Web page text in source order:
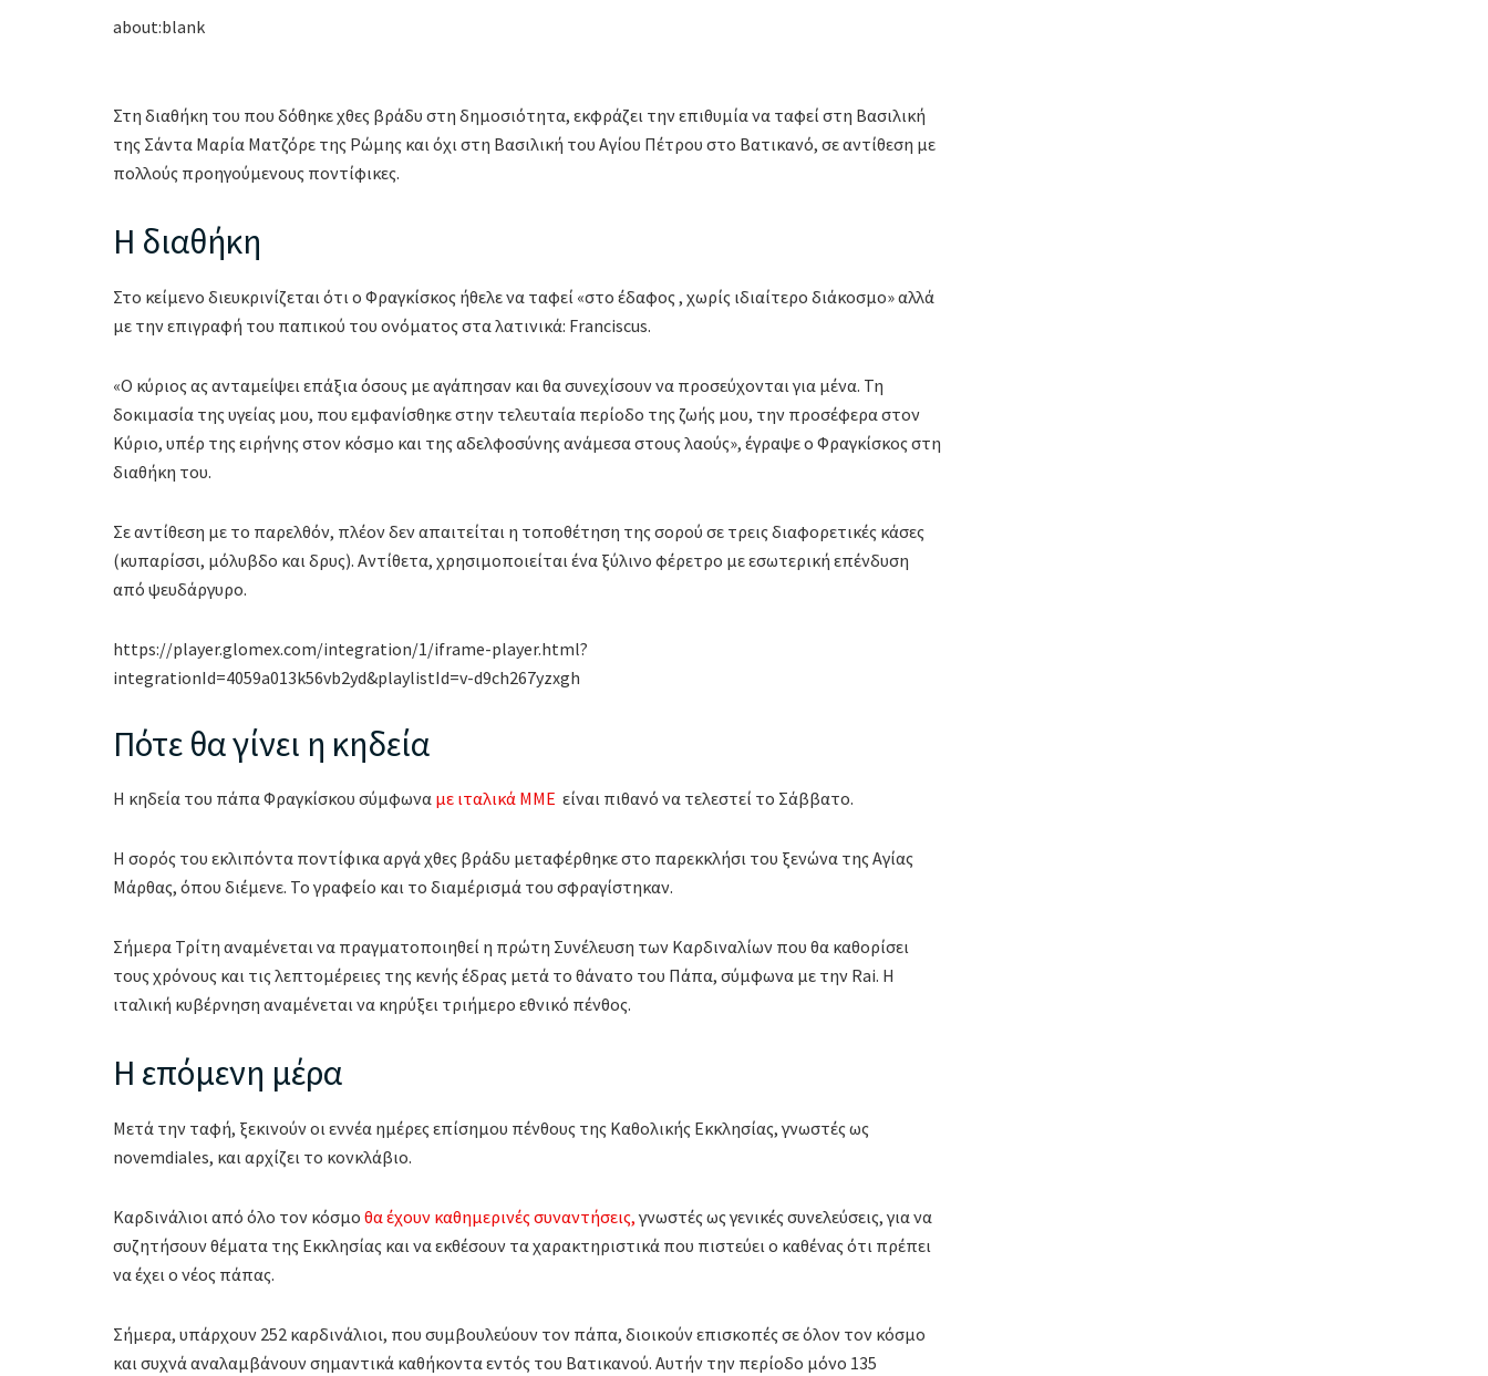
about:blank
Στη διαθήκη του που δόθηκε χθες βράδυ στη δημοσιότητα, εκφράζει την επιθυμία να ταφεί στη Βασιλική
της Σάντα Μαρία Ματζόρε της Ρώμης και όχι στη Βασιλική του Αγίου Πέτρου στο Βατικανό, σε αντίθεση με
πολλούς προηγούμενους ποντίφικες.
Η διαθήκη
Στο κείμενο διευκρινίζεται ότι ο Φραγκίσκος ήθελε να ταφεί «στο έδαφος , χωρίς ιδιαίτερο διάκοσμο» αλλά
με την επιγραφή του παπικού του ονόματος στα λατινικά: Franciscus.
«Ο κύριος ας ανταμείψει επάξια όσους με αγάπησαν και θα συνεχίσουν να προσεύχονται για μένα. Τη
δοκιμασία της υγείας μου, που εμφανίσθηκε στην τελευταία περίοδο της ζωής μου, την προσέφερα στον
Κύριο, υπέρ της ειρήνης στον κόσμο και της αδελφοσύνης ανάμεσα στους λαούς», έγραψε ο Φραγκίσκος στη
διαθήκη του.
Σε αντίθεση με το παρελθόν, πλέον δεν απαιτείται η τοποθέτηση της σορού σε τρεις διαφορετικές κάσες
(κυπαρίσσι, μόλυβδο και δρυς). Αντίθετα, χρησιμοποιείται ένα ξύλινο φέρετρο με εσωτερική επένδυση
από ψευδάργυρο.
https://player.glomex.com/integration/1/iframe-player.html?
integrationId=4059a013k56vb2yd&playlistId=v-d9ch267yzxgh
Πότε θα γίνει η κηδεία
Η κηδεία του πάπα Φραγκίσκου σύμφωνα με ιταλικά ΜΜΕ είναι πιθανό να τελεστεί το Σάββατο.
Η σορός του εκλιπόντα ποντίφικα αργά χθες βράδυ μεταφέρθηκε στο παρεκκλήσι του ξενώνα της Αγίας
Μάρθας, όπου διέμενε. Το γραφείο και το διαμέρισμά του σφραγίστηκαν.
Σήμερα Τρίτη αναμένεται να πραγματοποιηθεί η πρώτη Συνέλευση των Καρδιναλίων που θα καθορίσει
τους χρόνους και τις λεπτομέρειες της κενής έδρας μετά το θάνατο του Πάπα, σύμφωνα με την Rai. Η
ιταλική κυβέρνηση αναμένεται να κηρύξει τριήμερο εθνικό πένθος.
Η επόμενη μέρα
Μετά την ταφή, ξεκινούν οι εννέα ημέρες επίσημου πένθους της Καθολικής Εκκλησίας, γνωστές ως
novemdiales, και αρχίζει το κονκλάβιο.
Καρδινάλιοι από όλο τον κόσμο θα έχουν καθημερινές συναντήσεις,γνωστές ως γενικές συνελεύσεις, για να
συζητήσουν θέματα της Εκκλησίας και να εκθέσουν τα χαρακτηριστικά που πιστεύει ο καθένας ότι πρέπει
να έχει ο νέος πάπας.
Σήμερα, υπάρχουν 252 καρδινάλιοι, που συμβουλεύουν τον πάπα, διοικούν επισκοπές σε όλον τον κόσμο
και συχνά αναλαμβάνουν σημαντικά καθήκοντα εντός του Βατικανού. Αυτήν την περίοδο μόνο 135